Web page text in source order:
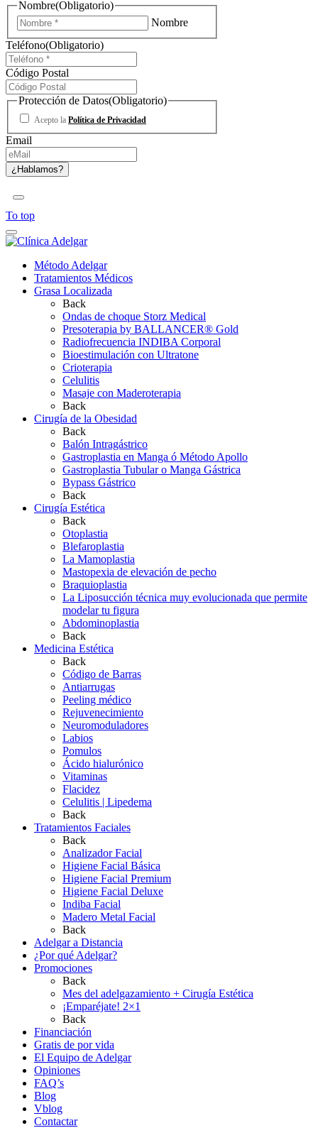
Nombre(Obligatorio)
Nombre
Teléfono(Obligatorio)
Código Postal
Protección de Datos(Obligatorio)
Acepto la Política de Privacidad
Email
To top
Método Adelgar
Tratamientos Médicos
Grasa Localizada
Back
Ondas de choque Storz Medical
Presoterapia by BALLANCER® Gold
Radiofrecuencia INDIBA Corporal
Bioestimulación con Ultratone
Crioterapia
Celulitis
Masaje con Maderoterapia
Back
Cirugía de la Obesidad
Back
Balón Intragástrico
Gastroplastia en Manga ó Método Apollo
Gastroplastia Tubular o Manga Gástrica
Bypass Gástrico
Back
Cirugía Estética
Back
Otoplastia
Blefaroplastia
La Mamoplastia
Mastopexia de elevación de pecho
Braquioplastia
La Liposucción técnica muy evolucionada que permite
modelar tu figura
Abdominoplastia
Back
Medicina Estética
Back
Código de Barras
Antiarrugas
Peeling médico
Rejuvenecimiento
Neuromoduladores
Labios
Pomulos
Ácido hialurónico
Vitaminas
Flacidez
Celulitis | Lipedema
Back
Tratamientos Faciales
Back
Analizador Facial
Higiene Facial Básica
Higiene Facial Premium
Higiene Facial Deluxe
Indiba Facial
Madero Metal Facial
Back
Adelgar a Distancia
¿Por qué Adelgar?
Promociones
Back
Mes del adelgazamiento + Cirugía Estética
¡Emparéjate! 2×1
Back
Financiación
Gratis de por vida
El Equipo de Adelgar
Opiniones
FAQ’s
Blog
Vblog
Contactar